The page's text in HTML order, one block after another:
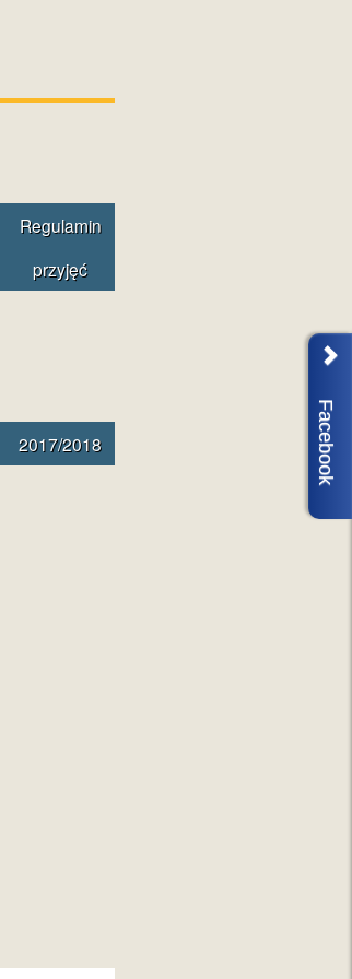
Regulamin
przyjęć
2017/2018
Facebook